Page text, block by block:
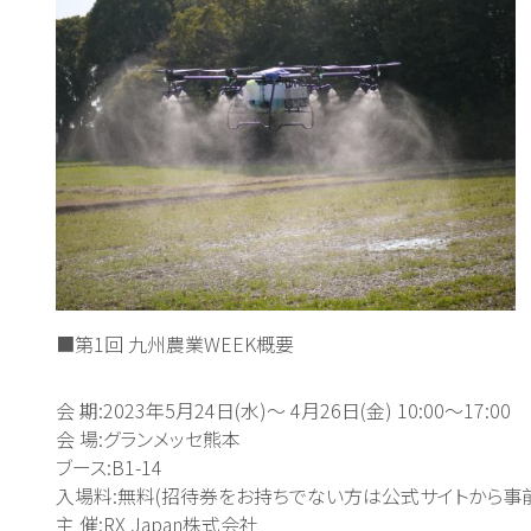
■第1回 九州農業WEEK概要
会 期:2023年5月24日(水)〜 4月26日(金) 10:00～17:00
会 場:グランメッセ熊本
ブース:B1-14
入場料:無料(招待券をお持ちでない方は公式サイトから事
主 催:RX Japan株式会社